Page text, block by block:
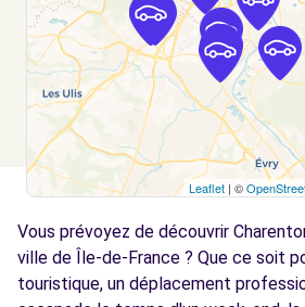
CEDEX (C)
120 AVENUE DE PARIS
VINCENNES, FR-94, 94300
Voir l'agence
Free2move Rent - S&You -
120 AVENUE DE PARIS
VINCENNES, FR-94, 94300
Leaflet | ©
Vous prévoyez de découvrir
ville de Île-de-France ? Que ce soit
touristique, un déplacement